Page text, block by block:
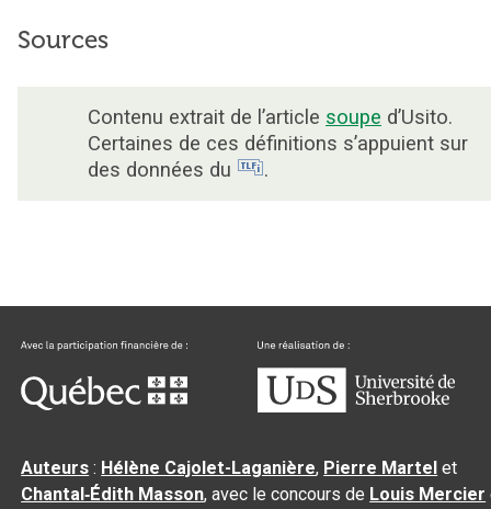
Sources
Contenu extrait de l’article soupe d’Usito.
Certaines de ces définitions s’appuient sur
des données du
.
Auteurs : Hélène Cajolet-Laganière, Pierre Martel et
Chantal‑Édith Masson, avec le concours de Louis Mercier